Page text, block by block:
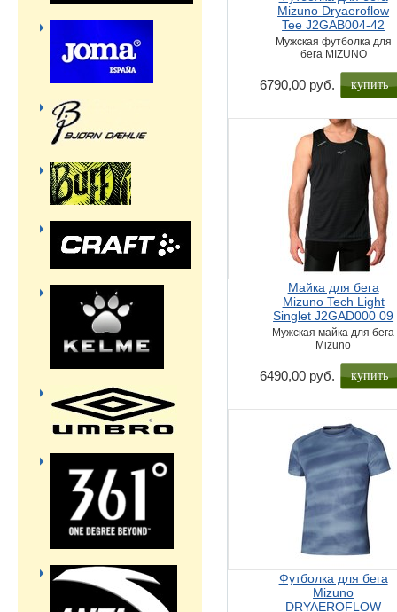
Mizuno Dryaeroflow
Tee J2GAB004-42
Мужская футболка для
бега MIZUNO
6790,00 руб. купить
Майка для бега
Mizuno Tech Light
Singlet J2GAD000 09
Мужская майка для бега
Mizuno
6490,00 руб. купить
Футболка для бега
Mizuno
DRYAEROFLOW